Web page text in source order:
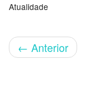
Atualidade
← Anterior